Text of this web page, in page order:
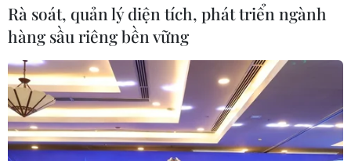
cửa giảm 0,52 điểm, VN-Index mất 1,92 điểm và HNX-
Index tăng 0,17 điểm.
Rà soát, quản lý diện tích, phát triển ngành
hàng sầu riêng bền vững